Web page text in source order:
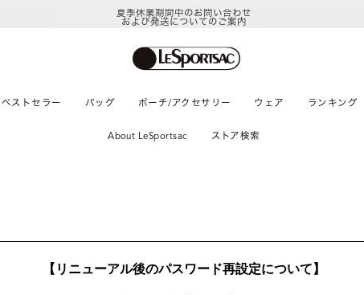
夏季休業期間中のお問い合わせ
および発送についてのご案内
ベストセラー バッグ ポーチ/アクセサリー ウェア ランキング
About LeSportsac ストア検索
【リニューアル後のパスワード再設定について】